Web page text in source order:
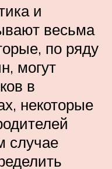
и
весьма
по ряду
могут
в
некоторые
случае